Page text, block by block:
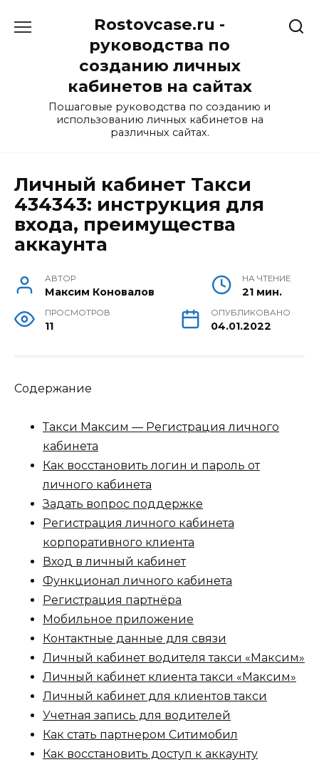
Rostovcase.ru -
руководства по
созданию личных
кабинетов на сайтах
Пошаговые руководства по созданию и
использованию личных кабинетов на
различных сайтах.
Личный кабинет Такси
434343: инструкция для
входа, преимущества
аккаунта
АВТОР
Максим Коновалов
НА ЧТЕНИЕ
21 мин.
ПРОСМОТРОВ
11
ОПУБЛИКОВАНО
04.01.2022
Содержание
Такси Максим — Регистрация личного
кабинета
Как восстановить логин и пароль от
личного кабинета
Задать вопрос поддержке
Регистрация личного кабинета
корпоративного клиента
Вход в личный кабинет
Функционал личного кабинета
Регистрация партнёра
Мобильное приложение
Контактные данные для связи
Личный кабинет водителя такси «Максим»
Личный кабинет клиента такси «Максим»
Личный кабинет для клиентов такси
Учетная запись для водителей
Как стать партнером Ситимобил
Как восстановить доступ к аккаунту